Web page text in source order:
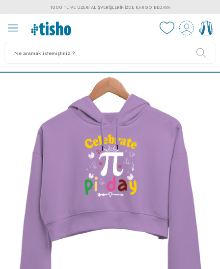
1000 TL VE ÜZERI ALIŞVERIŞLERINIZDE KARGO BEDAVA